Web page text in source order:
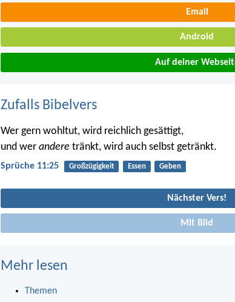
Email
Android
Auf deiner
Zufalls Bibelvers
Wer gern wohltut, wird reichlich gesättigt,
und wer andere tränkt, wird auch selbst getränkt.
Sprüche 11:25 Großzügigkeit Essen Geben
Nächster Vers!
Mit Bild
Mehr lesen
Themen